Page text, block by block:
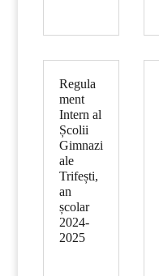
Regula
ment
Intern al
Școlii
Gimnazi
ale
Trifești,
an
școlar
2024-
2025